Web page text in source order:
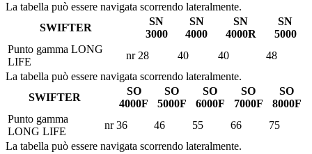
La tabella può essere navigata scorrendo lateralmente.
SWIFTER
SN
3000
SN
4000
SN
4000R
SN
5000
Punto gamma LONG
LIFE
nr 28 40 40
48
La tabella può essere navigata scorrendo lateralmente.
SWIFTER
SO
4000F
SO
5000F
SO
6000F
SO
7000F
SO
8000F
Punto gamma
LONG LIFE
nr 36 46 55 66
75
La tabella può essere navigata scorrendo lateralmente.